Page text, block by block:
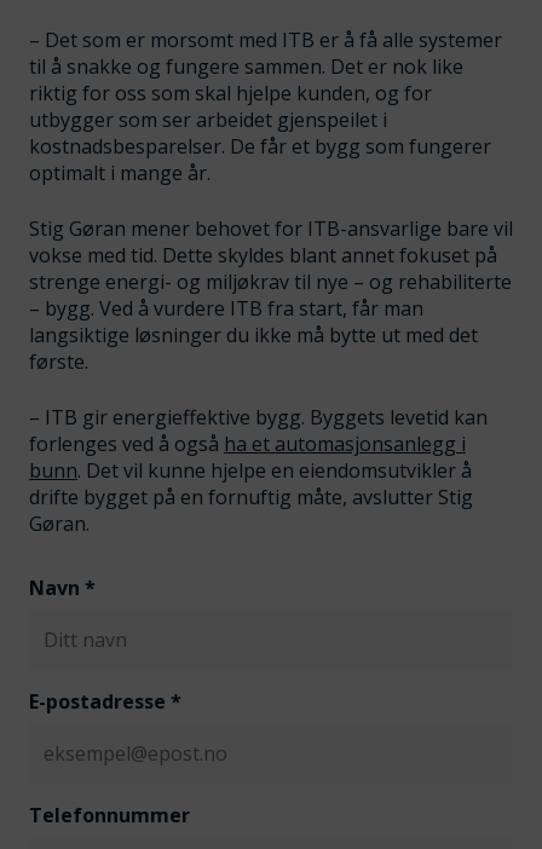
– Det som er morsomt med ITB er å få alle systemer
til å snakke og fungere sammen. Det er nok like
riktig for oss som skal hjelpe kunden, og for
utbygger som ser arbeidet gjenspeilet i
kostnadsbesparelser. De får et bygg som fungerer
optimalt i mange år.
Stig Gøran mener behovet for ITB-ansvarlige bare vil
vokse med tid. Dette skyldes blant annet fokuset på
strenge energi- og miljøkrav til nye – og rehabiliterte
– bygg. Ved å vurdere ITB fra start, får man
langsiktige løsninger du ikke må bytte ut med det
første.
– ITB gir energieffektive bygg. Byggets levetid kan
forlenges ved å også ha et automasjonsanlegg i
bunn. Det vil kunne hjelpe en eiendomsutvikler å
drifte bygget på en fornuftig måte, avslutter Stig
Gøran.
Navn *
E-postadresse *
Telefonnummer